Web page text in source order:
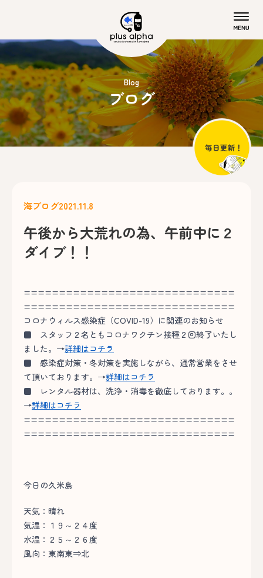
Blog
ブログ
海ブログ2021.11.8
午後から大荒れの為、午前中に２
ダイブ！！
==============================
==============================
コロナウィルス感染症（COVID-19）に関連のお知らせ
■ スタッフ２名ともコロナワクチン接種２回終了いたし
ました。→詳細はコチラ
■ 感染症対策・冬対策を実施しながら、通常営業をさせ
て頂いております。→詳細はコチラ
■ レンタル器材は、洗浄・消毒を徹底しております。。
→詳細はコチラ
==============================
==============================
今日の久米島
天気：晴れ
気温：１９～２４度
水温：２５～２６度
風向：東南東⇒北